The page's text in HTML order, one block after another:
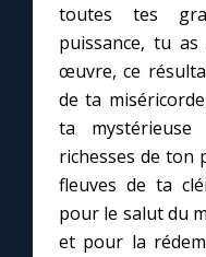
toutes tes
puissance, tu
œuvre, ce
de ta
ta
richesses de ton
fleuves de ta
pour le salut du
et pour la